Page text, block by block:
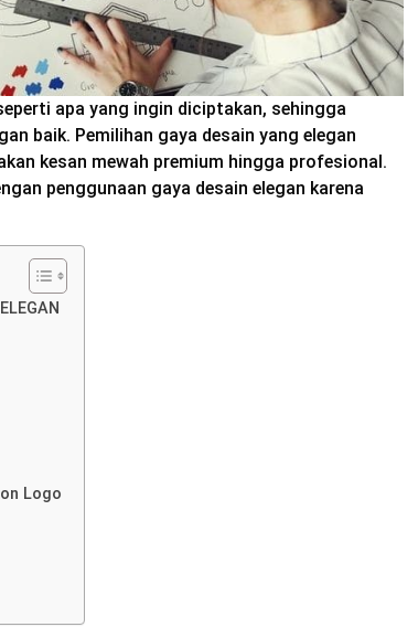
apa yang ingin diciptakan, sehingga
baik. Pemilihan gaya desain yang elegan
kesan mewah premium hingga profesional.
penggunaan gaya desain elegan karena
Logo